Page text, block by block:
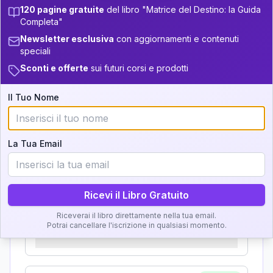
13.5-14 +5 7
18.5-19 +7 21
34-36
Zone della Matrice:
Analisi, Significato e
GRATIS
Zona del Ritratto
Karma Genitore-Figlio
120 pagine gratuite del libro "Matrice del Destino: la Guida
Completa"
Newsletter esclusiva con aggiornamenti e contenuti
speciali
Sconti e offerte sui futuri corsi e prodotti
Il Tuo Nome
La Tua Email
Ricevi il Libro Gratuito
Riceverai il libro direttamente nella tua email.
Potrai cancellare l'iscrizione in qualsiasi momento.